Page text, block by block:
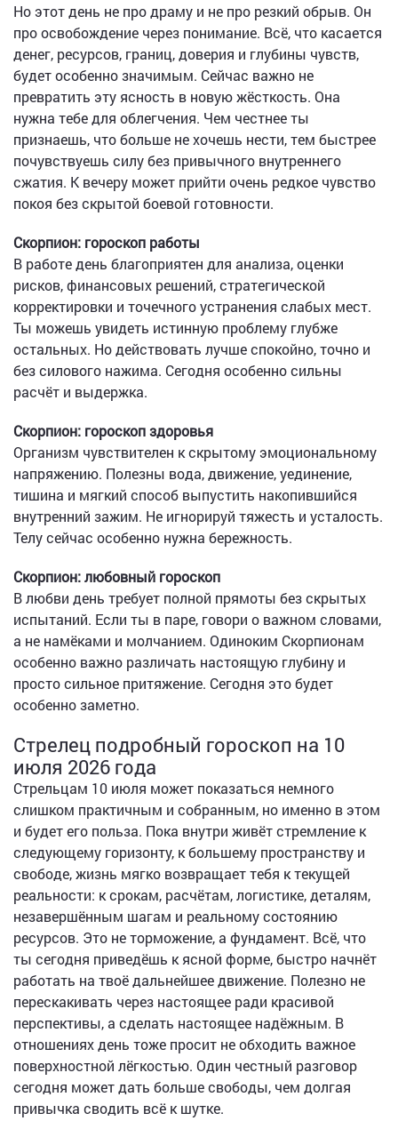
Но этот день не про драму и не про резкий обрыв. Он
про освобождение через понимание. Всё, что касается
денег, ресурсов, границ, доверия и глубины чувств,
будет особенно значимым. Сейчас важно не
превратить эту ясность в новую жёсткость. Она
нужна тебе для облегчения. Чем честнее ты
признаешь, что больше не хочешь нести, тем быстрее
почувствуешь силу без привычного внутреннего
сжатия. К вечеру может прийти очень редкое чувство
покоя без скрытой боевой готовности.
Скорпион: гороскоп работы
В работе день благоприятен для анализа, оценки
рисков, финансовых решений, стратегической
корректировки и точечного устранения слабых мест.
Ты можешь увидеть истинную проблему глубже
остальных. Но действовать лучше спокойно, точно и
без силового нажима. Сегодня особенно сильны
расчёт и выдержка.
Скорпион: гороскоп здоровья
Организм чувствителен к скрытому эмоциональному
напряжению. Полезны вода, движение, уединение,
тишина и мягкий способ выпустить накопившийся
внутренний зажим. Не игнорируй тяжесть и усталость.
Телу сейчас особенно нужна бережность.
Скорпион: любовный гороскоп
В любви день требует полной прямоты без скрытых
испытаний. Если ты в паре, говори о важном словами,
а не намёками и молчанием. Одиноким Скорпионам
особенно важно различать настоящую глубину и
просто сильное притяжение. Сегодня это будет
особенно заметно.
Стрелец подробный гороскоп на 10
июля 2026 года
Стрельцам 10 июля может показаться немного
слишком практичным и собранным, но именно в этом
и будет его польза. Пока внутри живёт стремление к
следующему горизонту, к большему пространству и
свободе, жизнь мягко возвращает тебя к текущей
реальности: к срокам, расчётам, логистике, деталям,
незавершённым шагам и реальному состоянию
ресурсов. Это не торможение, а фундамент. Всё, что
ты сегодня приведёшь к ясной форме, быстро начнёт
работать на твоё дальнейшее движение. Полезно не
перескакивать через настоящее ради красивой
перспективы, а сделать настоящее надёжным. В
отношениях день тоже просит не обходить важное
поверхностной лёгкостью. Один честный разговор
сегодня может дать больше свободы, чем долгая
привычка сводить всё к шутке.